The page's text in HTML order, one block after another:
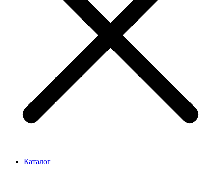
Каталог